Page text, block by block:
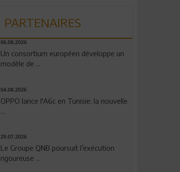
PARTENAIRES
06.08.2026
Un consortium européen développe un
modèle de ...
04.08.2026
OPPO lance l'A6c en Tunisie: la nouvelle
29.07.2026
Le Groupe QNB poursuit l’exécution
rigoureuse ...